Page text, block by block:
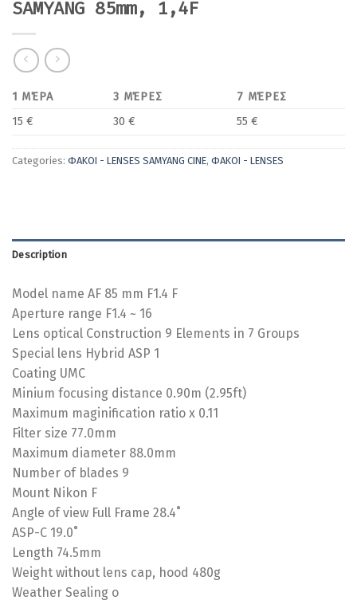
SAMYANG 85mm, 1,4F
1 ΜΈΡΑ 3 ΜΈΡΕΣ
7 ΜΈΡΕΣ
15 €
30 € 55 €
Categories: ΦΑΚΟΙ - LENSES SAMYANG CINE, ΦΑΚΟΙ - LENSES
Description
Model name AF 85 mm F1.4 F
Aperture range F1.4 ~ 16
Lens optical Construction 9 Elements in 7 Groups
Special lens Hybrid ASP 1
Coating UMC
Minium focusing distance 0.90m (2.95ft)
Maximum maginification ratio x 0.11
Filter size 77.0mm
Maximum diameter 88.0mm
Number of blades 9
Mount Nikon F
Angle of view Full Frame 28.4˚
ASP-C 19.0˚
Length 74.5mm
Weight without lens cap, hood 480g
Weather Sealing o